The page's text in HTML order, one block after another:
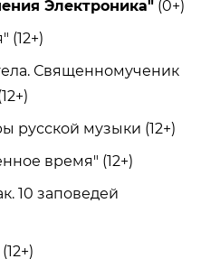
Электроника" (0+)
(12+)
Священномученик
русской музыки (12+)
время" (12+)
10 заповедей